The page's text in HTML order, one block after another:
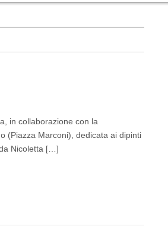
in collaborazione con la
(Piazza Marconi), dedicata ai dipinti
Nicoletta […]